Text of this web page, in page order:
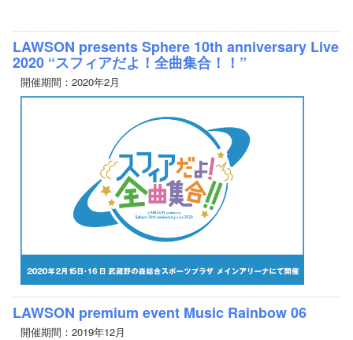
LAWSON presents Sphere 10th anniversary Live
2020 “スフィアだよ！全曲集合！！”
開催期間：2020年2月
LAWSON premium event Music Rainbow 06
開催期間：2019年12月